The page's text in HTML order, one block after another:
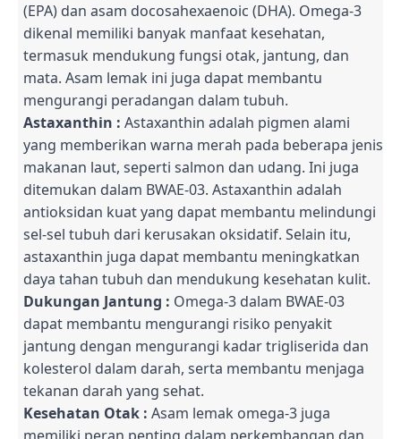
(EPA) dan asam docosahexaenoic (DHA). Omega-3
dikenal memiliki banyak manfaat kesehatan,
termasuk mendukung fungsi otak, jantung, dan
mata. Asam lemak ini juga dapat membantu
mengurangi peradangan dalam tubuh.
Astaxanthin : Astaxanthin adalah pigmen alami
yang memberikan warna merah pada beberapa jenis
makanan laut, seperti salmon dan udang. Ini juga
ditemukan dalam BWAE-03. Astaxanthin adalah
antioksidan kuat yang dapat membantu melindungi
sel-sel tubuh dari kerusakan oksidatif. Selain itu,
astaxanthin juga dapat membantu meningkatkan
daya tahan tubuh dan mendukung kesehatan kulit.
Dukungan Jantung : Omega-3 dalam BWAE-03
dapat membantu mengurangi risiko penyakit
jantung dengan mengurangi kadar trigliserida dan
kolesterol dalam darah, serta membantu menjaga
tekanan darah yang sehat.
Kesehatan Otak : Asam lemak omega-3 juga